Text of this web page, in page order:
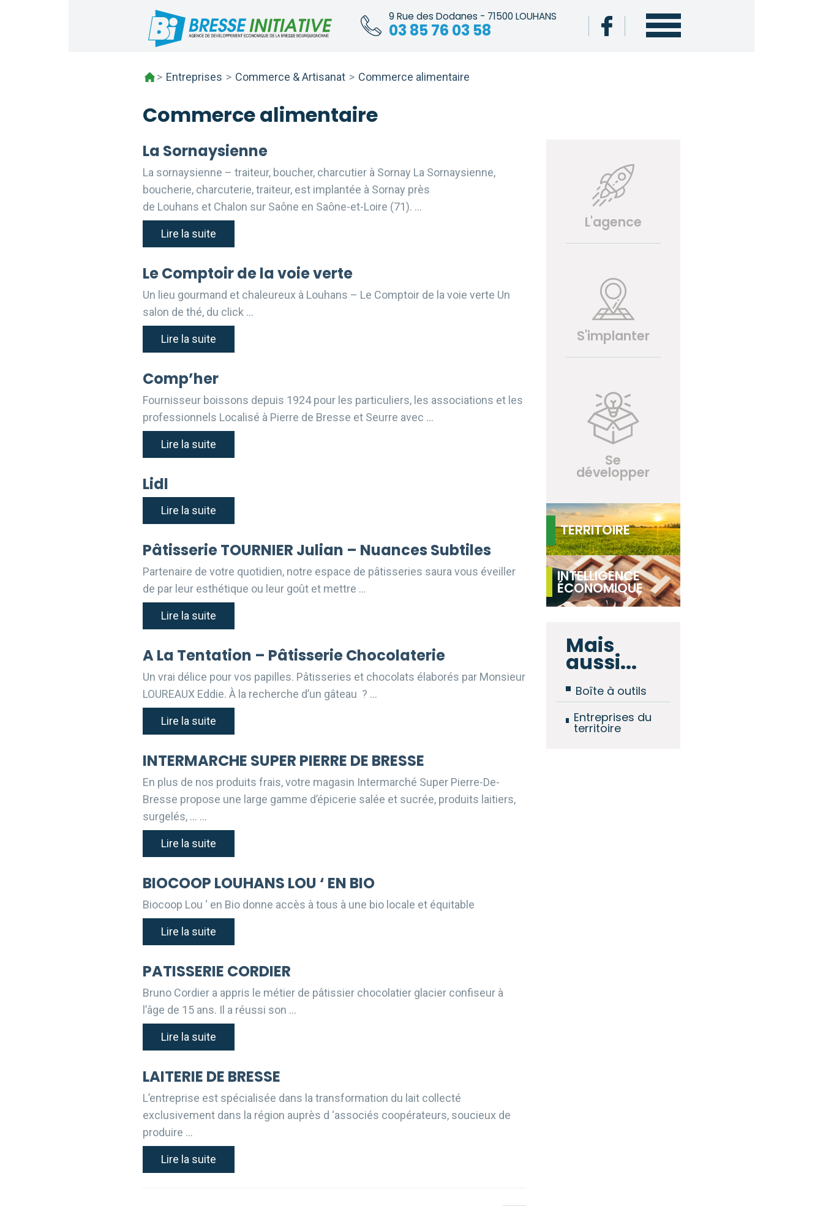
9 Rue des Dodanes - 71500 LOUHANS
03 85 76 03 58
> Entreprises > Commerce & Artisanat > Commerce alimentaire
Commerce alimentaire
La Sornaysienne
La sornaysienne – traiteur, boucher, charcutier à Sornay La Sornaysienne,
boucherie, charcuterie, traiteur, est implantée à Sornay près
de Louhans et Chalon sur Saône en Saône-et-Loire (71). …
Lire la suite
Le Comptoir de la voie verte
Un lieu gourmand et chaleureux à Louhans – Le Comptoir de la voie verte Un
salon de thé, du click …
Lire la suite
Comp’her
Fournisseur boissons depuis 1924 pour les particuliers, les associations et les
professionnels Localisé à Pierre de Bresse et Seurre avec …
Lire la suite
Lidl
Lire la suite
Pâtisserie TOURNIER Julian – Nuances Subtiles
Partenaire de votre quotidien, notre espace de pâtisseries saura vous éveiller
de par leur esthétique ou leur goût et mettre …
Lire la suite
A La Tentation – Pâtisserie Chocolaterie
Un vrai délice pour vos papilles. Pâtisseries et chocolats élaborés par Monsieur
LOUREAUX Eddie. À la recherche d’un gâteau ? …
Lire la suite
INTERMARCHE SUPER PIERRE DE BRESSE
En plus de nos produits frais, votre magasin Intermarché Super Pierre-De-
Bresse propose une large gamme d’épicerie salée et sucrée, produits laitiers,
surgelés, … …
Lire la suite
BIOCOOP LOUHANS LOU ‘ EN BIO
Biocoop Lou ‘ en Bio donne accès à tous à une bio locale et équitable
Lire la suite
PATISSERIE CORDIER
Bruno Cordier a appris le métier de pâtissier chocolatier glacier confiseur à
l’âge de 15 ans. Il a réussi son …
Lire la suite
LAITERIE DE BRESSE
L’entreprise est spécialisée dans la transformation du lait collecté
exclusivement dans la région auprès d ‘associés coopérateurs, soucieux de
produire …
Lire la suite
L'agence
S'implanter
Se
développer
TERRITOIRE
INTELLIGENCE
ÉCONOMIQUE
Mais
aussi...
Boîte à outils
Entreprises du
territoire